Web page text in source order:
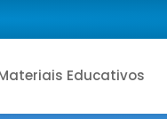
Educativos